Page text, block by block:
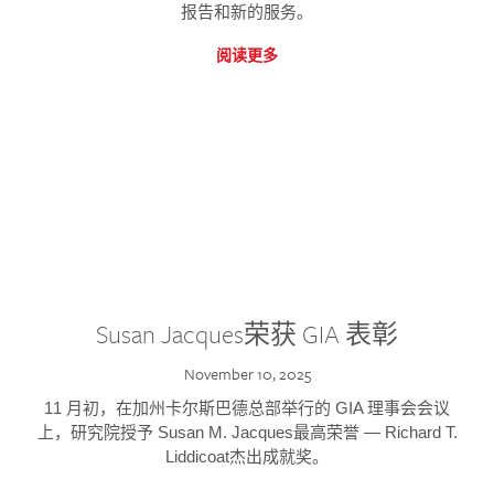
报告和新的服务。
阅读更多
Susan Jacques荣获 GIA 表彰
November 10, 2025
11 月初，在加州卡尔斯巴德总部举行的 GIA 理事会会议
上，研究院授予 Susan M. Jacques最高荣誉 — Richard T.
Liddicoat杰出成就奖。